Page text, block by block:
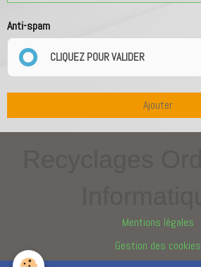
Anti-spam
CLIQUEZ POUR VALIDER
Ajouter
Mentions légales
Gestion des cookies